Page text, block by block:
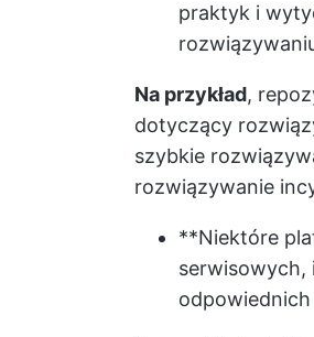
praktyk i
Na przykład,
dotyczący
szybkie
rozwiązywanie
**Niektóre
serwisowych,